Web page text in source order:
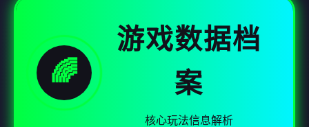
🌈
游戏数据档
案
核心玩法信息解析